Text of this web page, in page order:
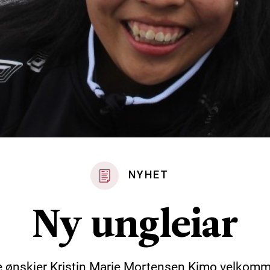
NYHET
Ny ungleiar
ønskjer Kristin Marie Mortensen Kimo